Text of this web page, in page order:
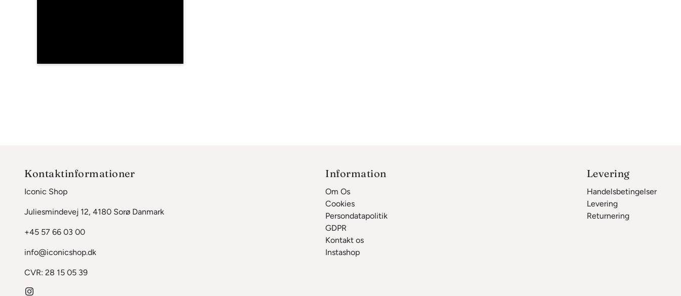
Kontaktinformationer
Iconic Shop
Juliesmindevej 12, 4180 Sorø Danmark
+45 57 66 03 00
info@iconicshop.dk
CVR: 28 15 05 39
Information
Om Os
Cookies
Persondatapolitik
GDPR
Kontakt os
Instashop
Levering
Handelsbetingelser
Levering
Returnering